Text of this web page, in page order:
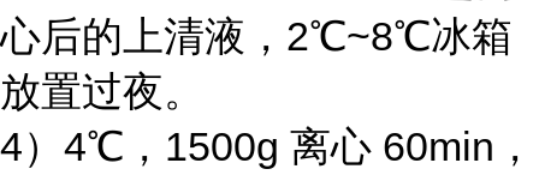
心后的上清液，2℃~8℃冰箱
放置过夜。
4）4℃，1500g 离心 60min，